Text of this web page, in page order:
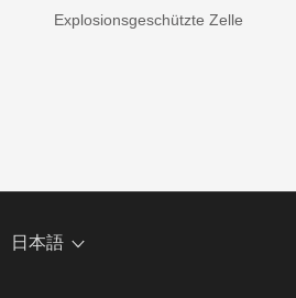
Explosionsgeschützte Zelle
日本語